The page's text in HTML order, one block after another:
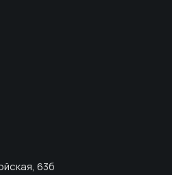
63б